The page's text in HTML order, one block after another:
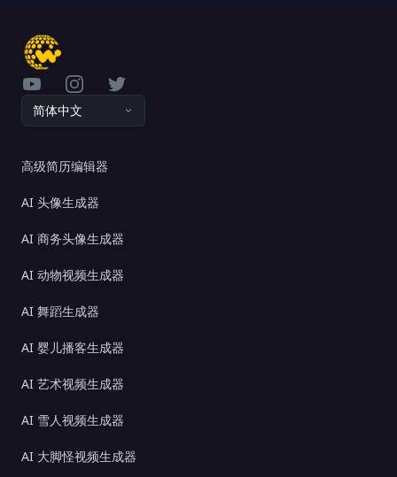
YouTubeInstagramTwitter
简体中文
高级简历编辑器
AI 头像生成器
AI 商务头像生成器
AI 动物视频生成器
AI 舞蹈生成器
AI 婴儿播客生成器
AI 艺术视频生成器
AI 雪人视频生成器
AI 大脚怪视频生成器